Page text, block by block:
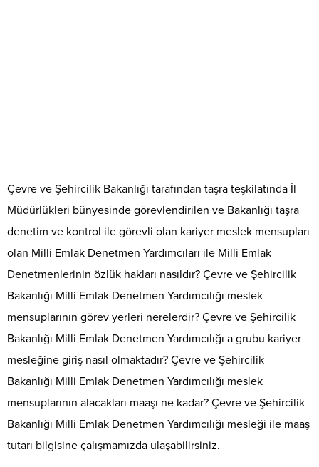
Çevre ve Şehircilik Bakanlığı tarafından taşra teşkilatında İl
Müdürlükleri bünyesinde görevlendirilen ve Bakanlığı taşra
denetim ve kontrol ile görevli olan kariyer meslek mensupları
olan Milli Emlak Denetmen Yardımcıları ile Milli Emlak
Denetmenlerinin özlük hakları nasıldır? Çevre ve Şehircilik
Bakanlığı Milli Emlak Denetmen Yardımcılığı meslek
mensuplarının görev yerleri nerelerdir? Çevre ve Şehircilik
Bakanlığı Milli Emlak Denetmen Yardımcılığı a grubu kariyer
mesleğine giriş nasıl olmaktadır? Çevre ve Şehircilik
Bakanlığı Milli Emlak Denetmen Yardımcılığı meslek
mensuplarının alacakları maaşı ne kadar? Çevre ve Şehircilik
Bakanlığı Milli Emlak Denetmen Yardımcılığı mesleği ile maaş
tutarı bilgisine çalışmamızda ulaşabilirsiniz.